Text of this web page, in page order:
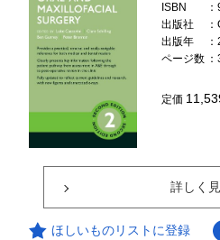
ISBN
出版社
出版年
ページ数
定価
詳しく
ほしいものリストに登録